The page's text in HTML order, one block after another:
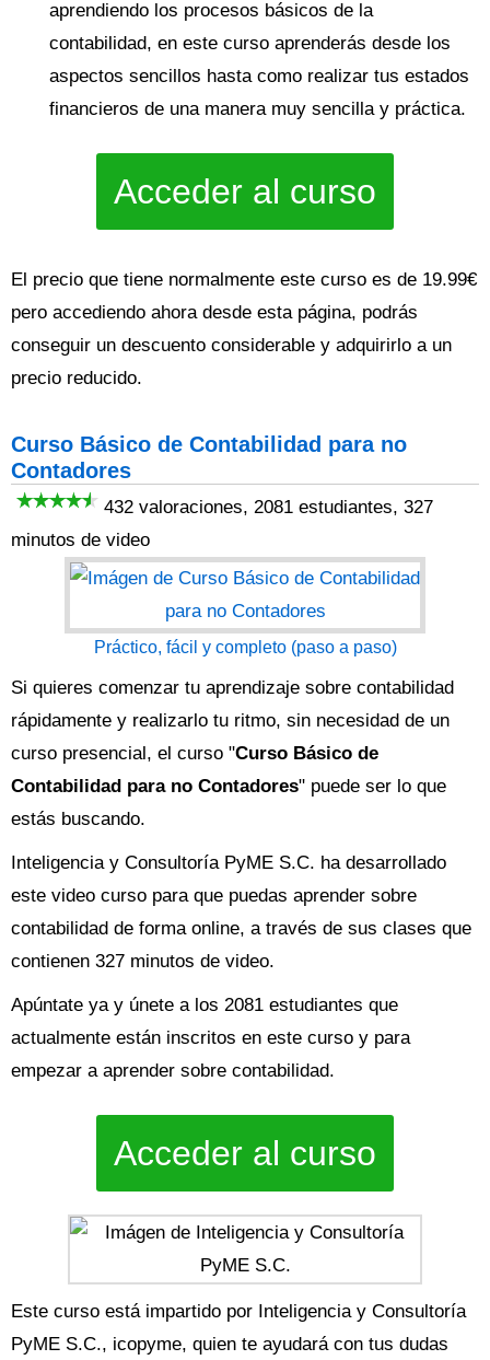
aprendiendo los procesos básicos de la
contabilidad, en este curso aprenderás desde los
aspectos sencillos hasta como realizar tus estados
financieros de una manera muy sencilla y práctica.
Acceder al curso
El precio que tiene normalmente este curso es de 19.99€
pero accediendo ahora desde esta página, podrás
conseguir un descuento considerable y adquirirlo a un
precio reducido.
Curso Básico de Contabilidad para no
Contadores
432 valoraciones, 2081 estudiantes, 327
minutos de video
Práctico, fácil y completo (paso a paso)
Si quieres comenzar tu aprendizaje sobre contabilidad
rápidamente y realizarlo tu ritmo, sin necesidad de un
curso presencial, el curso "Curso Básico de
Contabilidad para no Contadores" puede ser lo que
estás buscando.
Inteligencia y Consultoría PyME S.C. ha desarrollado
este video curso para que puedas aprender sobre
contabilidad de forma online, a través de sus clases que
contienen 327 minutos de video.
Apúntate ya y únete a los 2081 estudiantes que
actualmente están inscritos en este curso y para
empezar a aprender sobre contabilidad.
Acceder al curso
Este curso está impartido por Inteligencia y Consultoría
PyME S.C., icopyme, quien te ayudará con tus dudas